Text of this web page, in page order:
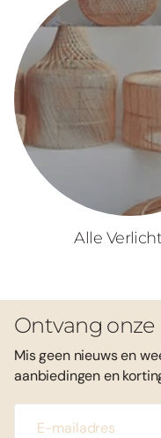
Alle
Ontvang onze
Mis geen nieuws en
aanbiedingen en